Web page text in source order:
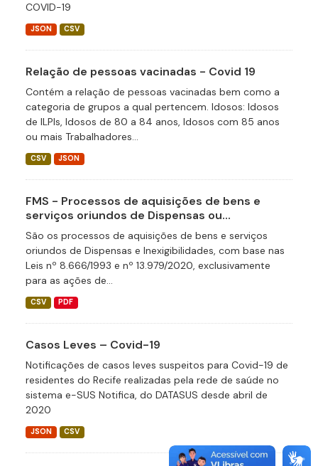
COVID-19
JSON CSV
Relação de pessoas vacinadas - Covid 19
Contém a relação de pessoas vacinadas bem como a
categoria de grupos a qual pertencem. Idosos: Idosos
de ILPIs, Idosos de 80 a 84 anos, Idosos com 85 anos
ou mais Trabalhadores...
CSV JSON
FMS - Processos de aquisições de bens e
serviços oriundos de Dispensas ou...
São os processos de aquisições de bens e serviços
oriundos de Dispensas e Inexigibilidades, com base nas
Leis nº 8.666/1993 e nº 13.979/2020, exclusivamente
para as ações de...
CSV PDF
Casos Leves – Covid-19
Notificações de casos leves suspeitos para Covid-19 de
residentes do Recife realizadas pela rede de saúde no
sistema e-SUS Notifica, do DATASUS desde abril de
2020
JSON CSV